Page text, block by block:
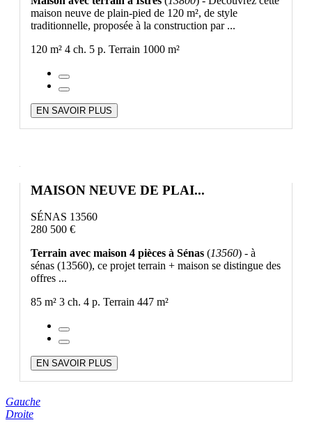
maison neuve de plain-pied de 120 m², de style
traditionnelle, proposée à la construction par ...
120 m² 4 ch. 5 p. Terrain 1000 m²
EN SAVOIR PLUS
MAISON NEUVE DE PLAI...
SÉNAS 13560
280 500 €
Terrain avec maison 4 pièces à Sénas (13560) - à
sénas (13560), ce projet terrain + maison se distingue des
offres ...
85 m² 3 ch. 4 p. Terrain 447 m²
EN SAVOIR PLUS
Gauche
Droite